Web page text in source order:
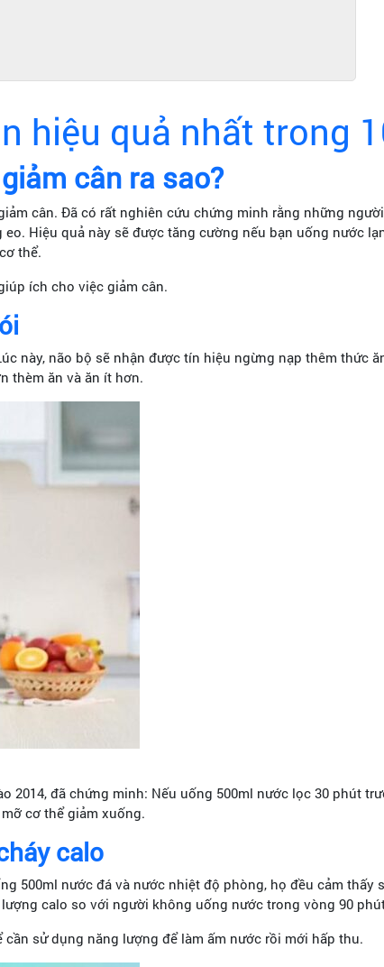
hiệu quả nhất trong
cân ra sao?
cân. Đã có rất nghiên cứu chứng minh rằng những
Hiệu quả này sẽ được tăng cường nếu bạn uống nước
thể.
ích cho việc giảm cân.
này, não bộ sẽ nhận được tín hiệu ngừng nạp thêm thức
thèm ăn và ăn ít hơn.
2014, đã chứng minh: Nếu uống 500ml nước lọc 30 phút
cơ thể giảm xuống.
calo
500ml nước đá và nước nhiệt độ phòng, họ đều cảm
calo so với người không uống nước trong vòng 90
sử dụng năng lượng để làm ấm nước rồi mới hấp thu.